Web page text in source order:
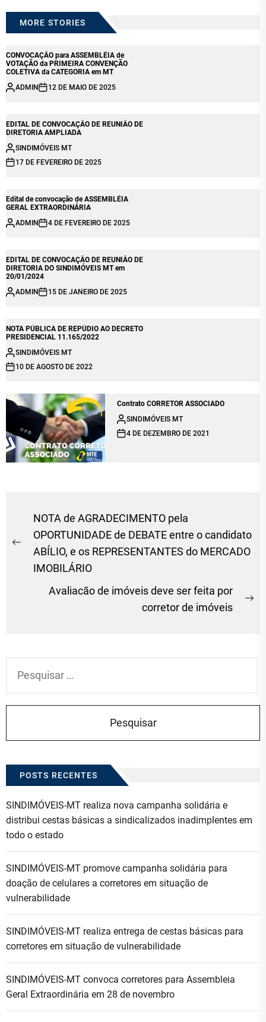
MORE STORIES
CONVOCAÇÃO para ASSEMBLÉIA de
VOTAÇÃO da PRIMEIRA CONVENÇÃO
COLETIVA da CATEGORIA em MT
ADMIN
12 DE MAIO DE 2025
EDITAL DE CONVOCAÇÃO DE REUNIÃO DE
DIRETORIA AMPLIADA
SINDIMÓVEIS MT
17 DE FEVEREIRO DE 2025
Edital de convocação de ASSEMBLÉIA
GERAL EXTRAORDINÁRIA
ADMIN
4 DE FEVEREIRO DE 2025
EDITAL DE CONVOCAÇÃO DE REUNIÃO DE
DIRETORIA DO SINDIMÓVEIS MT em
20/01/2024
ADMIN
15 DE JANEIRO DE 2025
NOTA PÚBLICA DE REPÚDIO AO DECRETO
PRESIDENCIAL 11.165/2022
SINDIMÓVEIS MT
10 DE AGOSTO DE 2022
Contrato CORRETOR ASSOCIADO
SINDIMÓVEIS MT
4 DE DEZEMBRO DE 2021
Navegação
de
Post
Previous
post:
NOTA de AGRADECIMENTO pela
OPORTUNIDADE de DEBATE entre o candidato
ABÍLIO, e os REPRESENTANTES do MERCADO
IMOBILÁRIO
Avaliacão de imóveis deve ser feita por
corretor de imóveis
por:
POSTS RECENTES
SINDIMÓVEIS-MT realiza nova campanha solidária e
distribui cestas básicas a sindicalizados inadimplentes em
todo o estado
SINDIMÓVEIS-MT promove campanha solidária para
doação de celulares a corretores em situação de
vulnerabilidade
SINDIMÓVEIS-MT realiza entrega de cestas básicas para
corretores em situação de vulnerabilidade
SINDIMÓVEIS-MT convoca corretores para Assembleia
Geral Extraordinária em 28 de novembro